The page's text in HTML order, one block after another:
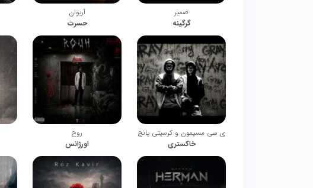
ضمیر
گرگینه
آریوان
حسرت
ی سی مسیمون و کرسیتی پانچ
خاکستری
روح
اورژانس